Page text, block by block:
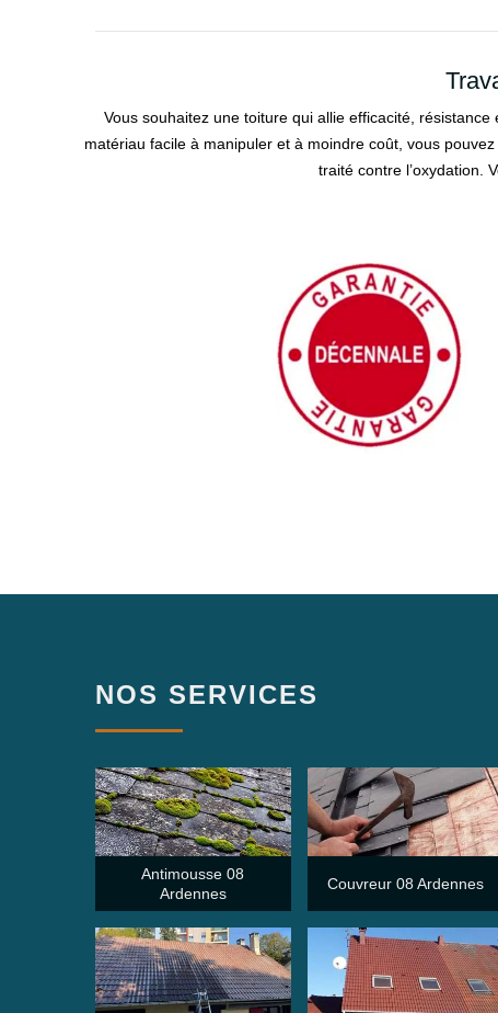
Vous souhaitez une toiture qui allie efficacité,
matériau facile à manipuler et à moindre coût, vous
traité contre l’oxydation.
NOS SERVICES
Antimousse 08
Ardennes
Couvreur 08 Ardennes